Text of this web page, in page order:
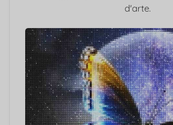
d'arte.